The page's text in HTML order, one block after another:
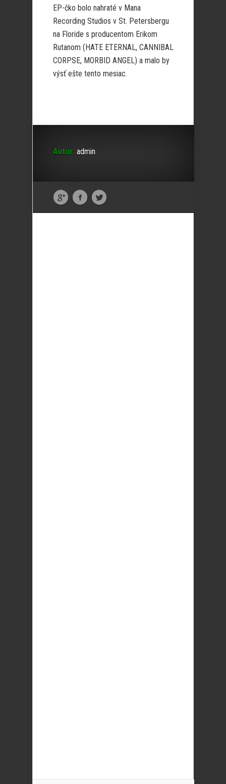
EP-čko bolo nahraté v Mana
Recording Studios v St. Petersbergu
na Floride s producentom Erikom
Rutanom (HATE ETERNAL, CANNIBAL
CORPSE, MORBID ANGEL) a malo by
výsť ešte tento mesiac.
Autor: admin